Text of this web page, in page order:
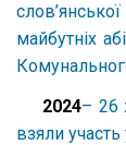
майбутніх
2024– 26
взяли